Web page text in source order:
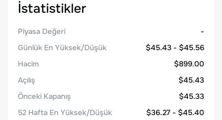
İstatistikler
Piyasa Değeri
-
Günlük En Yüksek/Düşük
$45.43 - $45.56
Hacim
$899.00
Açılış
$45.43
Önceki Kapanış
$45.33
52 Hafta En Yüksek/Düşük
$36.27 - $45.40